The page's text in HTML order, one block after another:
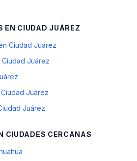
EN CIUDAD JUÁREZ
Ciudad Juárez
Juárez
Juárez
Juárez
CIUDADES CERCANAS